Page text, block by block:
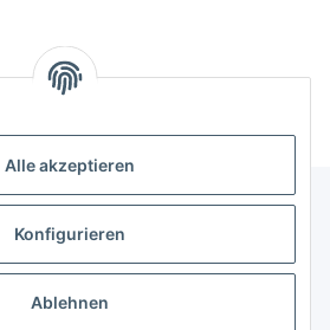
Alle akzeptieren
Konfigurieren
Ablehnen